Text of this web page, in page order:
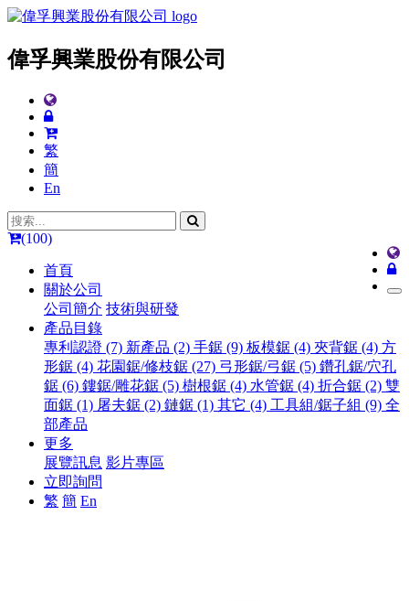
偉孚興業股份有限公司
繁
簡
En
(100)
首頁
關於公司
公司簡介 技術與研發
產品目錄
專利認證 (7) 新產品 (2) 手鋸 (9) 板模鋸 (4) 夾背鋸 (4) 方
形鋸 (4) 花園鋸/修枝鋸 (27) 弓形鋸/弓鋸 (5) 鑽孔鋸/穴孔
鋸 (6) 鏤鋸/雕花鋸 (5) 樹根鋸 (4) 水管鋸 (4) 折合鋸 (2) 雙
面鋸 (1) 屠夫鋸 (2) 鏈鋸 (1) 其它 (4) 工具組/鋸子組 (9) 全
部產品
更多
展覽訊息 影片專區
立即詢問
繁 簡 En